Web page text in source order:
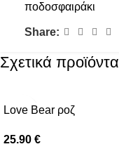
ποδοσφαιράκι
Share:
Σχετικά προϊόντα
Love Bear ροζ
25.90 €